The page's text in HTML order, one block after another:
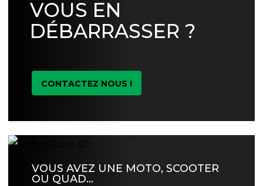
VOUS EN
DÉBARRASSER ?
CONTACTEZ NOUS !
VOUS AVEZ UNE MOTO, SCOOTER
OU QUAD…